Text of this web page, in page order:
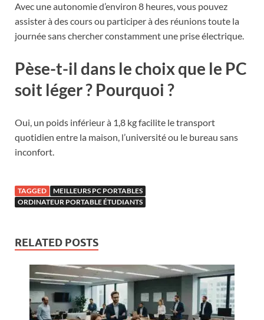
Avec une autonomie d’environ 8 heures, vous pouvez
assister à des cours ou participer à des réunions toute la
journée sans chercher constamment une prise électrique.
Pèse-t-il dans le choix que le PC
soit léger ? Pourquoi ?
Oui, un poids inférieur à 1,8 kg facilite le transport
quotidien entre la maison, l’université ou le bureau sans
inconfort.
TAGGED
MEILLEURS PC PORTABLES
ORDINATEUR PORTABLE ÉTUDIANTS
RELATED POSTS